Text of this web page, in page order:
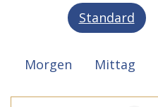
Standard
Morgen Mittag